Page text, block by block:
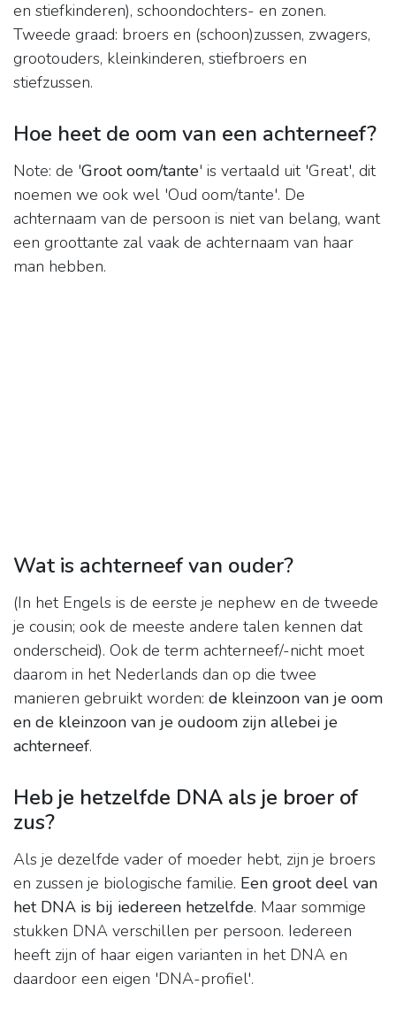
en stiefkinderen), schoondochters- en zonen.
Tweede graad: broers en (schoon)zussen, zwagers,
grootouders, kleinkinderen, stiefbroers en
stiefzussen.
Hoe heet de oom van een achterneef?
Note: de 'Groot oom/tante' is vertaald uit 'Great', dit
noemen we ook wel 'Oud oom/tante'. De
achternaam van de persoon is niet van belang, want
een groottante zal vaak de achternaam van haar
man hebben.
Wat is achterneef van ouder?
(In het Engels is de eerste je nephew en de tweede
je cousin; ook de meeste andere talen kennen dat
onderscheid). Ook de term achterneef/-nicht moet
daarom in het Nederlands dan op die twee
manieren gebruikt worden: de kleinzoon van je oom
en de kleinzoon van je oudoom zijn allebei je
achterneef.
Heb je hetzelfde DNA als je broer of
zus?
Als je dezelfde vader of moeder hebt, zijn je broers
en zussen je biologische familie. Een groot deel van
het DNA is bij iedereen hetzelfde. Maar sommige
stukken DNA verschillen per persoon. Iedereen
heeft zijn of haar eigen varianten in het DNA en
daardoor een eigen 'DNA-profiel'.